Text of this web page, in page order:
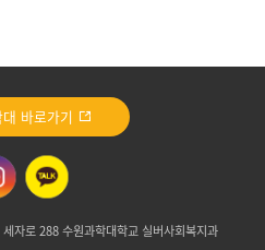
자로 288 수원과학대학교 실버사회복지과
바로가기